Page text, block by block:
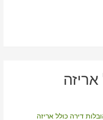
דירה כולל אריזה